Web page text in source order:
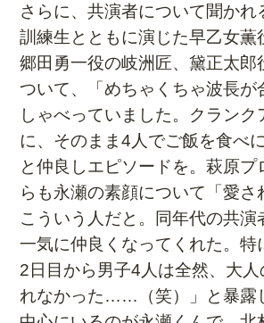
さらに、共演者について聞かれ
訓練生とともに演じた早乙女薫
郷田勇一役の岐洲匠、黛正太郎
ついて、「めちゃくちゃ波長が
しゃべっていました。クランク
に、そのまま4人でご飯を食べ
と仲良しエピソードを。萩原プ
らも永瀬の素顔について「愛さ
こういう人だと。同年代の共演
一気に仲良くなってくれた。特
2日目から男子4人は全然、大人
れなかった……（笑）」と暴露